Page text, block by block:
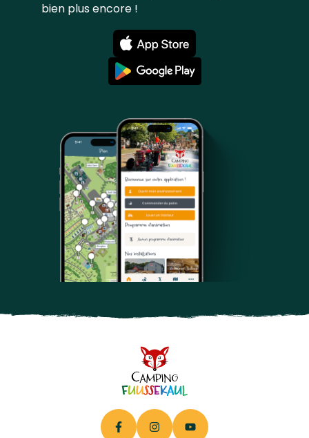
bien plus encore !